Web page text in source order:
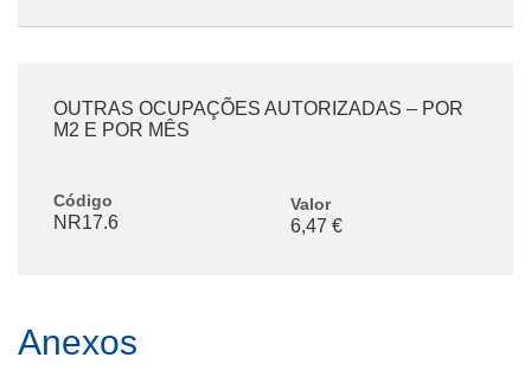
Código
NR17.6
OUTRAS OCUPAÇÕES AUTORIZADAS – POR
M2 E POR MÊS
Valor
6,47 €
Anexos